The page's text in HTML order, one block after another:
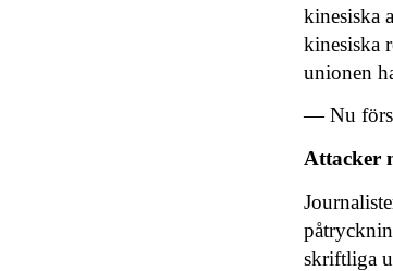
kinesiska
kinesiska
unionen
—Nu f
Attacker
skriftliga